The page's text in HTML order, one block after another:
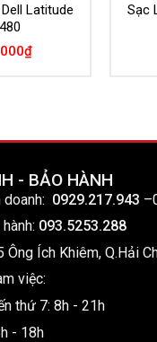
Latitude
₫
Sạc
- BẢO HÀNH
0929.217.943 –
093.5253.288
Ông Ích Khiêm, Q.Hải
việc:
thứ 7: 8h - 21h
- 18h